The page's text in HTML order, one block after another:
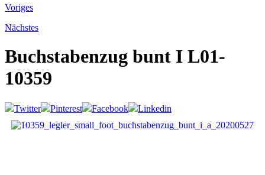
Voriges
Nächstes
Buchstabenzug bunt I L01-
10359
Twitter Pinterest Facebook Linkedin